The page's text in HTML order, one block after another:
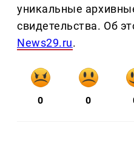
уникальные
свидетельства. Об
News29.ru.
0 0